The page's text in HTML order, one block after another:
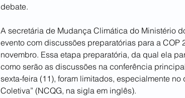
debate.
A secretária de Mudança Climática do Ministério
evento com discussões preparatórias para a
novembro. Essa etapa preparatória, da qual ela
como serão as discussões na conferência
sexta-feira (11), foram limitados, especialmente
Coletiva” (NCQG, na sigla em inglês).